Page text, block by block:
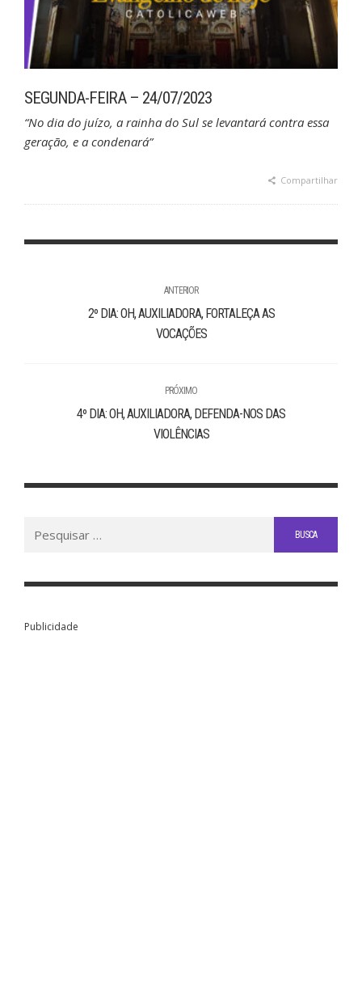
SEGUNDA-FEIRA – 24/07/2023
“No dia do juízo, a rainha do Sul se levantará contra essa
geração, e a condenará”
Compartilhar
ANTERIOR
2º DIA: OH, AUXILIADORA, FORTALEÇA AS
VOCAÇÕES
PRÓXIMO
4º DIA: OH, AUXILIADORA, DEFENDA-NOS DAS
VIOLÊNCIAS
Publicidade